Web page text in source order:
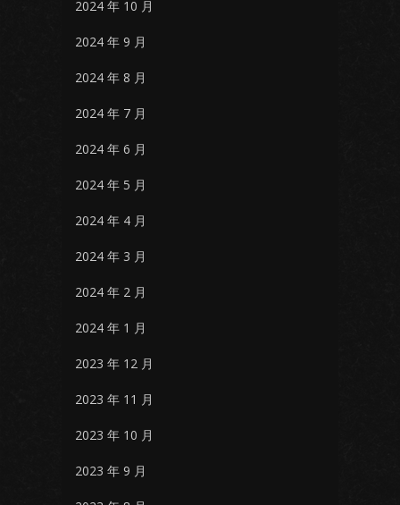
2024 年 10 月
2024 年 9 月
2024 年 8 月
2024 年 7 月
2024 年 6 月
2024 年 5 月
2024 年 4 月
2024 年 3 月
2024 年 2 月
2024 年 1 月
2023 年 12 月
2023 年 11 月
2023 年 10 月
2023 年 9 月